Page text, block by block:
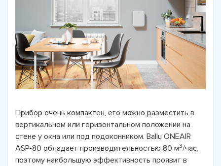
Прибор очень компактен, его можно разместить в
вертикальном или горизонтальном положении на
стене у окна или под подоконником. Ballu ONEAIR
ASP-80 обладает производительностью 80 м3/час,
поэтому наибольшую эффективность проявит в